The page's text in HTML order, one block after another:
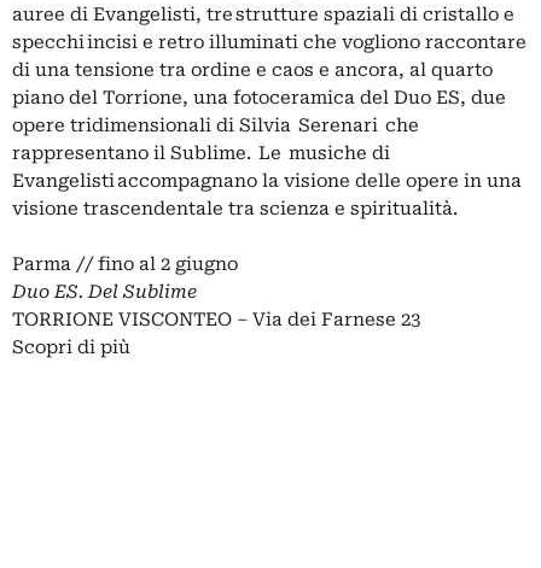
auree di Evangelisti, tre strutture spaziali di cristallo e
specchi incisi e retro illuminati che vogliono raccontare
di una tensione tra ordine e caos e ancora, al quarto
piano del Torrione, una fotoceramica del Duo ES, due
opere tridimensionali di Silvia Serenari che
rappresentano il Sublime. Le musiche di
Evangelisti accompagnano la visione delle opere in una
visione trascendentale tra scienza e spiritualità.
Parma // fino al 2 giugno
Duo ES. Del Sublime
TORRIONE VISCONTEO – Via dei Farnese 23
Scopri di più